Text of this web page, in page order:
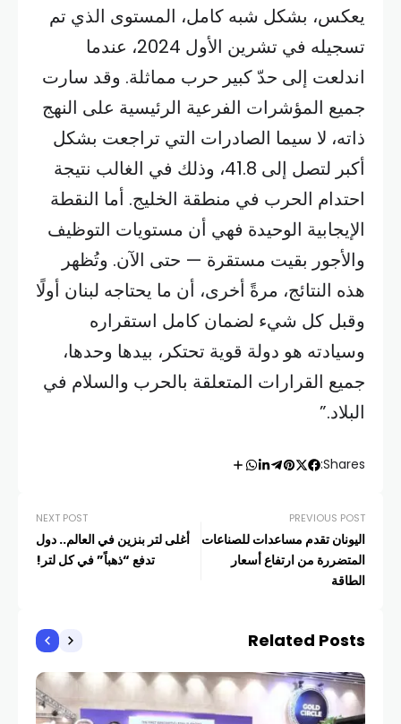
يعكس، بشكل شبه كامل، المستوى الذي تم
تسجيله في تشرين الأول 2024، عندما
اندلعت إلى حدّ كبير حرب مماثلة. وقد سارت
جميع المؤشرات الفرعية الرئيسية على النهج
ذاته، لا سيما الصادرات التي تراجعت بشكل
أكبر لتصل إلى 41.8، وذلك في الغالب نتيجة
احتدام الحرب في منطقة الخليج. أما النقطة
الإيجابية الوحيدة فهي أن مستويات التوظيف
والأجور بقيت مستقرة — حتى الآن. وتُظهر
هذه النتائج، مرةً أخرى، أن ما يحتاجه لبنان أولًا
وقبل كل شيء لضمان كامل استقراره
وسيادته هو دولة قوية تحتكر، بيدها وحدها،
جميع القرارات المتعلقة بالحرب والسلام في
البلاد.”
Shares:
PREVIOUS POST
اليونان تقدم مساعدات للصناعات
المتضررة من ارتفاع أسعار
الطاقة
NEXT POST
أغلى لتر بنزين في العالم.. دول
تدفع “ذهباً” في كل لتر!
Related Posts